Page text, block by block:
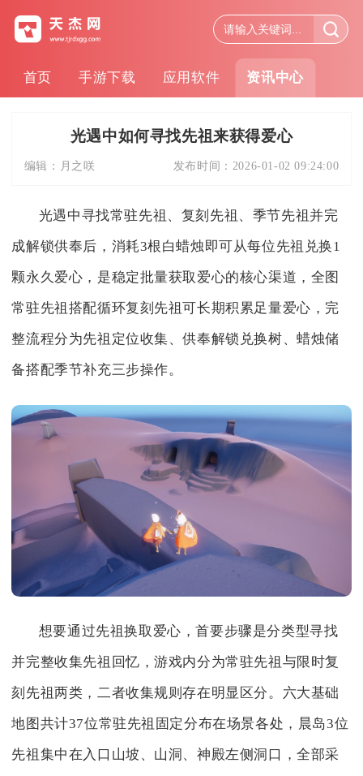
首页 手游下载 应用软件 资讯中心
光遇中如何寻找先祖来获得爱心
编辑： 月之咲 发布时间： 2026-01-02 09:24:00
光遇中寻找常驻先祖、复刻先祖、季节先祖并完
成解锁供奉后，消耗3根白蜡烛即可从每位先祖兑换1
颗永久爱心，是稳定批量获取爱心的核心渠道，全图
常驻先祖搭配循环复刻先祖可长期积累足量爱心，完
整流程分为先祖定位收集、供奉解锁兑换树、蜡烛储
备搭配季节补充三步操作。
想要通过先祖换取爱心，首要步骤是分类型寻找
并完整收集先祖回忆，游戏内分为常驻先祖与限时复
刻先祖两类，二者收集规则存在明显区分。六大基础
地图共计37位常驻先祖固定分布在场景各处，晨岛3位
先祖集中在入口山坡、山洞、神殿左侧洞口，全部采